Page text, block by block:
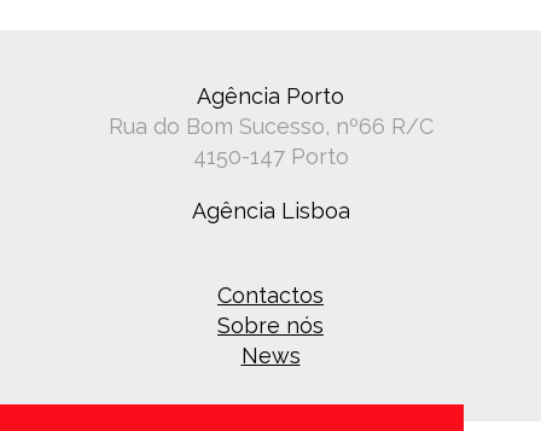
Agência Porto
Rua do Bom Sucesso, nº66 R/C
4150-147 Porto
Agência Lisboa
Contactos
Sobre nós
News